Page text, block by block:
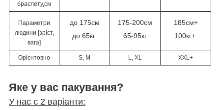
браслету,см
Параметри
людини [зріст,
вага]
до 175см
до 65кг
175-200см
65-95кг
185см+
100кг+
Орієнтовно S, M L, XL XXL+
Яке у вас пакування?
У нас є 2 варіанти: